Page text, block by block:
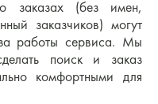
заказах (без имен,
заказчиков) могут
работы сервиса. Мы
поиск и заказ
комфортными для